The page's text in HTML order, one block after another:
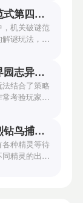
非常期待！
于2027年登
平台！有兴
守鲶鱼网！
原神机关破谜范式第四关通关方法
机关破谜范
谜玩法，其
到困难的地
关方法，助
有兴趣的玩
明日方舟岁的界园志异攻略
结合了策略
考验玩家的
里拥有先
以满足不同
界园中的核
理利用通宝
换。明日方
洛克王国世界烈钻鸟捕捉地点
种精灵等待
精灵的出现
相同。有少